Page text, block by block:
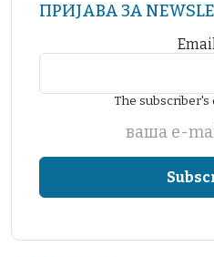
ПРИЈАВА ЗА
The subscriber's
ваша е-